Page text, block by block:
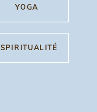
YOGA
SPIRITUALITÉ